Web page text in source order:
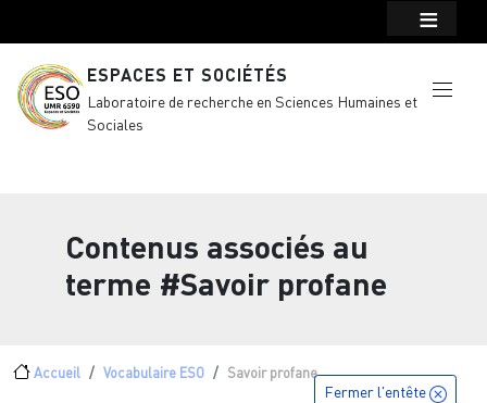
ESPACES ET SOCIÉTÉS
Laboratoire de recherche en Sciences Humaines et
Sociales
Contenus associés au
terme #Savoir profane
Fil d'Ariane
Accueil Vocabulaire ESO Savoir profane
Fermer l'entête